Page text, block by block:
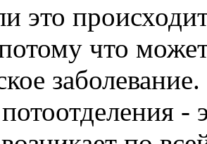
это
что
-